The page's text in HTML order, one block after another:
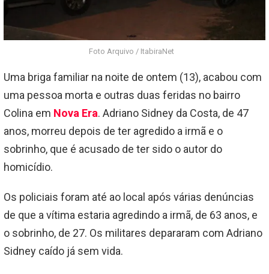
Foto Arquivo / ItabiraNet
Uma briga familiar na noite de ontem (13), acabou com
uma pessoa morta e outras duas feridas no bairro
Colina em Nova Era. Adriano Sidney da Costa, de 47
anos, morreu depois de ter agredido a irmã e o
sobrinho, que é acusado de ter sido o autor do
homicídio.
Os policiais foram até ao local após várias denúncias
de que a vítima estaria agredindo a irmã, de 63 anos, e
o sobrinho, de 27. Os militares depararam com Adriano
Sidney caído já sem vida.